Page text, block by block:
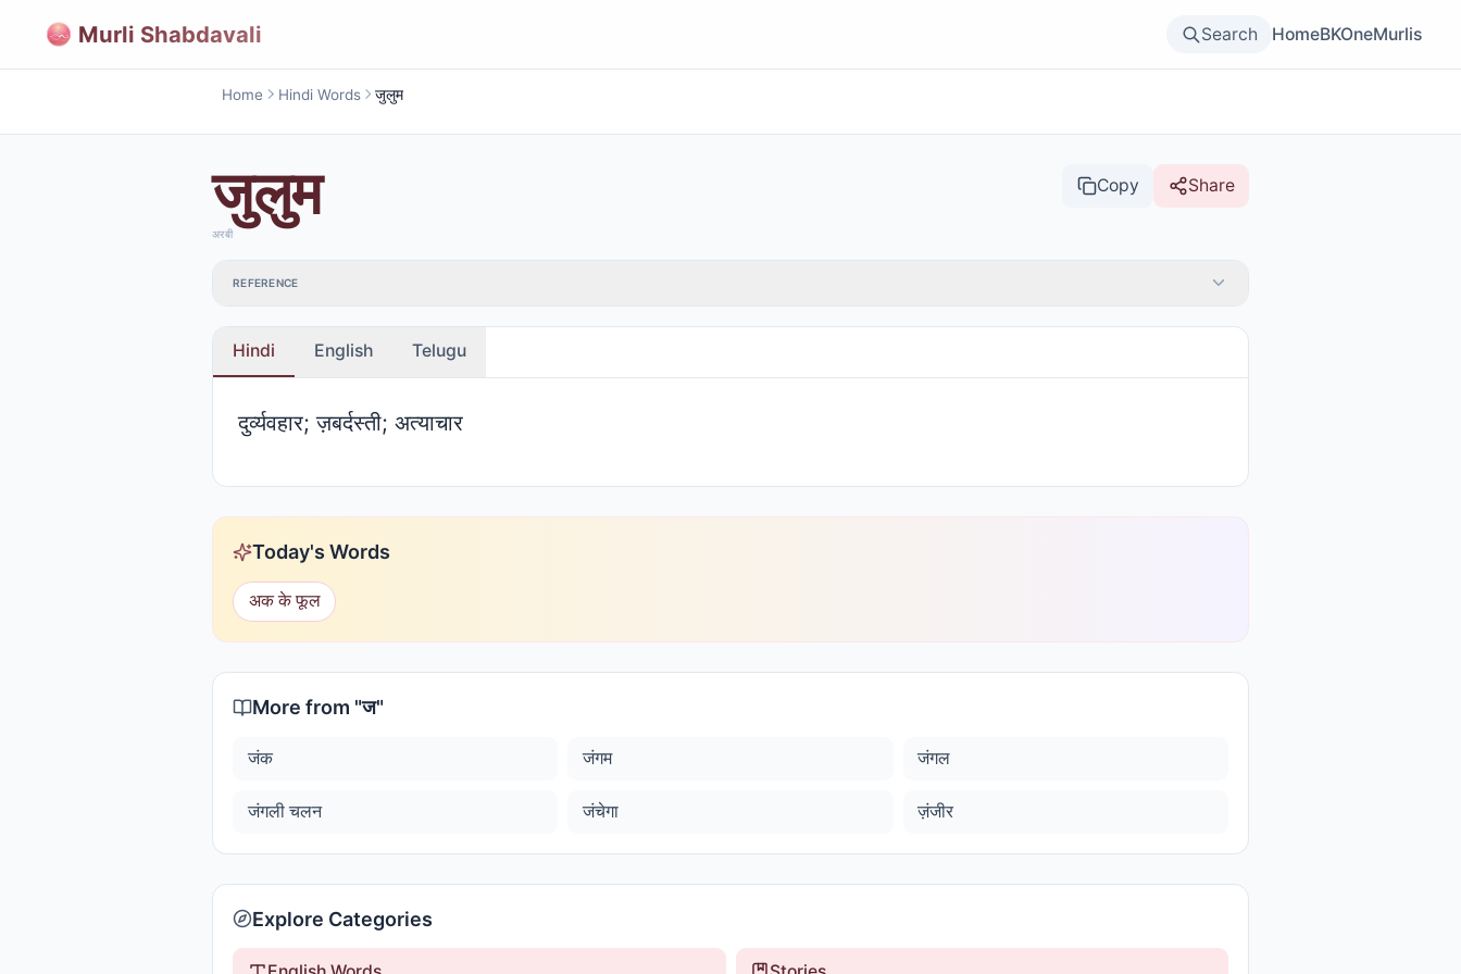
Murli Shabdavali Search HomeBKOneMurlis
Home Hindi Words जुलुम
जुलुम Copy Share
अरबी
REFERENCE
Hindi English Telugu
दुर्व्यवहार; ज़बर्दस्ती; अत्याचार
Today's Words
अक के फूल
More from "ज"
जंक जंगम जंगल
जंगली चलन जंचेगा ज़ंजीर
Explore Categories